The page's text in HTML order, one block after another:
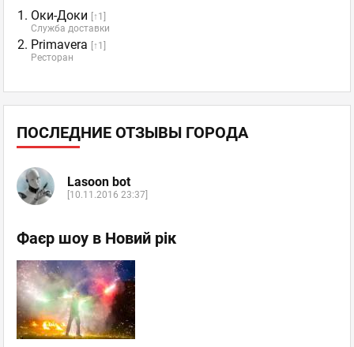
Оки-Доки [↑1]
Служба доставки
Primavera [↑1]
Ресторан
ПОСЛЕДНИЕ ОТЗЫВЫ ГОРОДА
Lasoon bot
[10.11.2016 23:37]
Фаєр шоу в Новий рік